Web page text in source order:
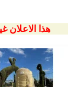
هذا الاعلان